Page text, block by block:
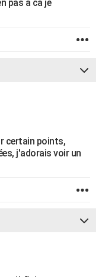
pas a ca je
certain points,
j'adorais voir un